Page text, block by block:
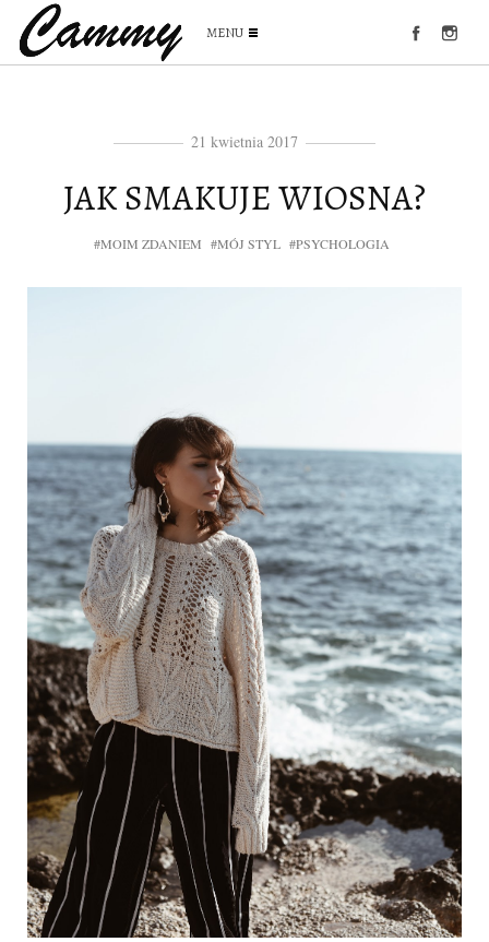
MENU
21 kwietnia 2017
JAK SMAKUJE WIOSNA?
#MOIM ZDANIEM #MÓJ STYL #PSYCHOLOGIA